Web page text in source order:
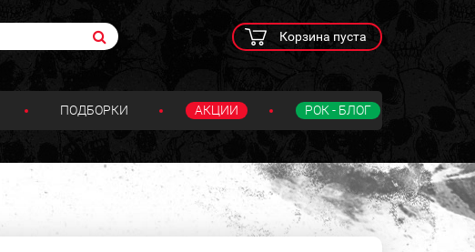
Корзина пуста
ПОДБОРКИ АКЦИИ РОК - БЛОГ